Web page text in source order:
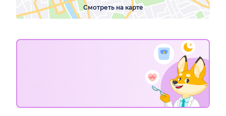
Смотреть на карте